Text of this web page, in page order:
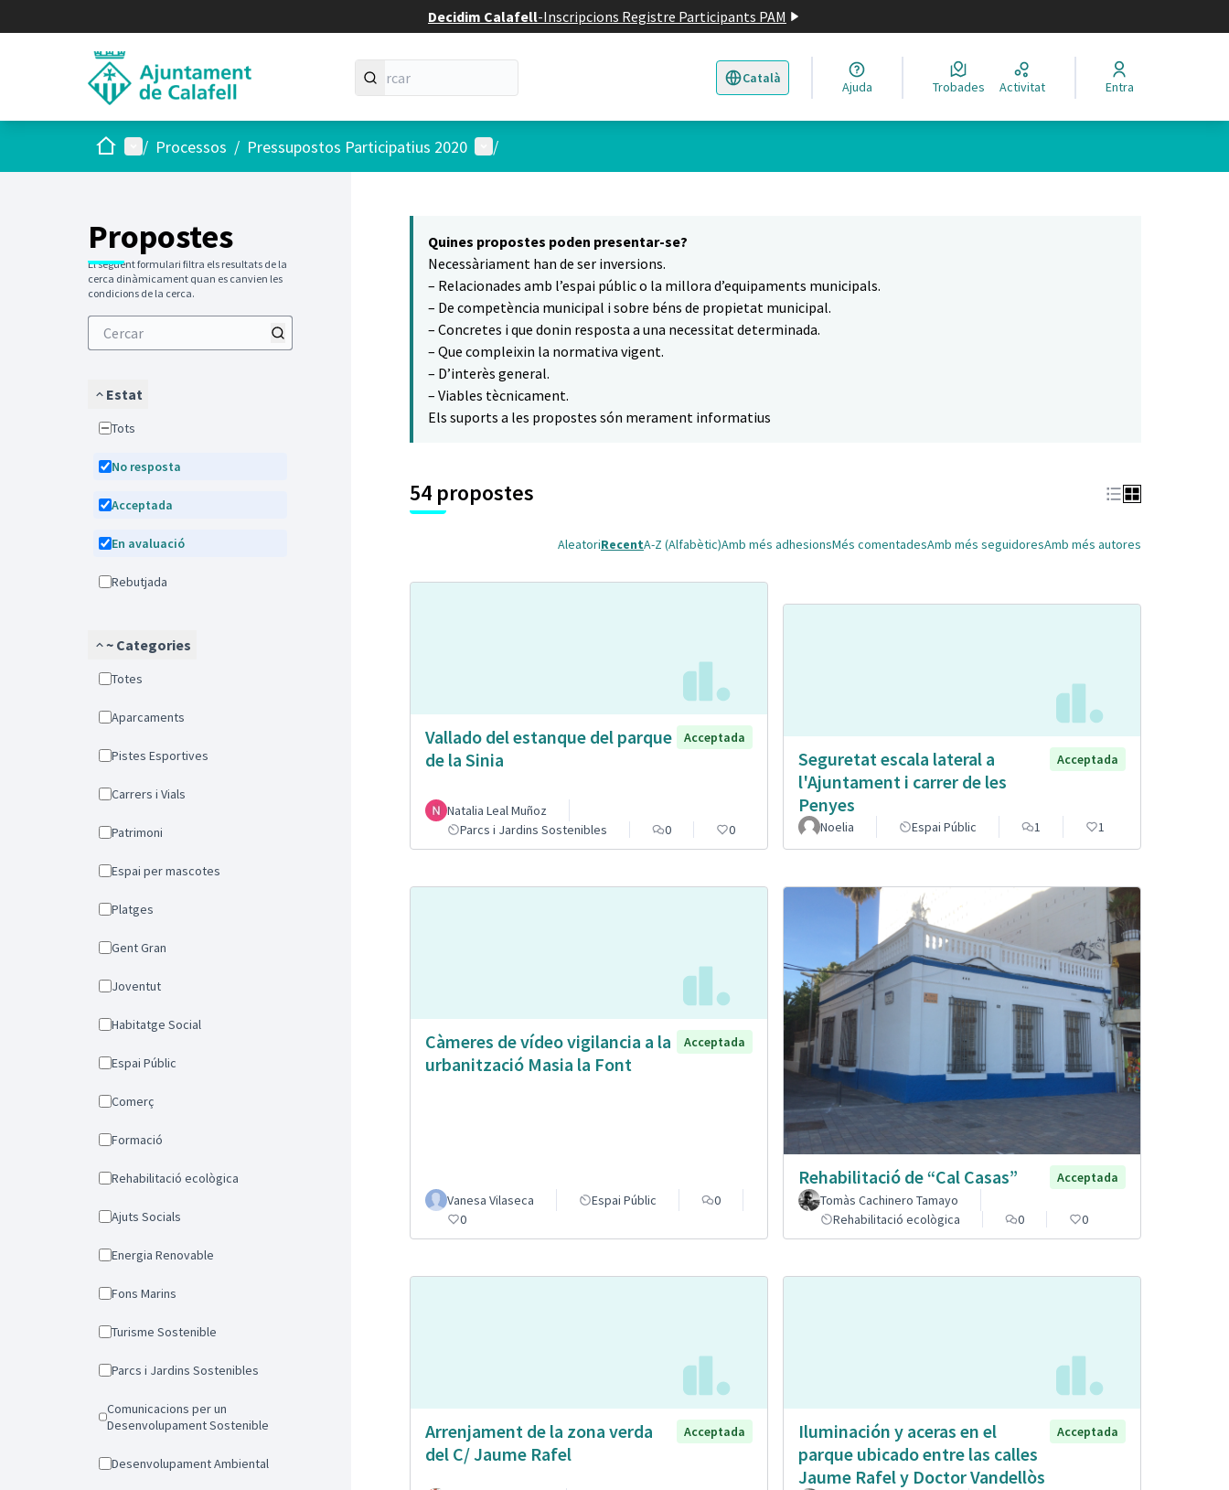
Decidim Calafell-Inscripcions Registre Participants PAM
Català
Triar la llengua Elegir el idioma
Ajuda Trobades Activitat Entra
Inici Menú principal
/ Processos / Pressupostos Participatius 2020 Menú d'usuari
/
Propostes
El següent formulari filtra els resultats de la
cerca dinàmicament quan es canvien les
condicions de la cerca.
Estat
Tots
No resposta
Acceptada
En avaluació
Rebutjada
~ Categories
Totes
Aparcaments
Pistes Esportives
Carrers i Vials
Patrimoni
Espai per mascotes
Platges
Gent Gran
Joventut
Habitatge Social
Espai Públic
Comerç
Formació
Rehabilitació ecològica
Ajuts Socials
Energia Renovable
Fons Marins
Turisme Sostenible
Parcs i Jardins Sostenibles
Comunicacions per un
Desenvolupament Sostenible
Desenvolupament Ambiental
Quines propostes poden presentar-se?
Necessàriament han de ser inversions.
– Relacionades amb l’espai públic o la millora d’equipaments municipals.
– De competència municipal i sobre béns de propietat municipal.
– Concretes i que donin resposta a una necessitat determinada.
– Que compleixin la normativa vigent.
– D’interès general.
– Viables tècnicament.
Els suports a les propostes són merament informatius
54 propostes
AleatoriRecentA-Z (Alfabètic)Amb més adhesionsMés comentadesAmb més seguidoresAmb més autores
Vallado del estanque del parque
de la Sinia
Acceptada
Natalia Leal Muñoz
Parcs i Jardins Sostenibles
0 0
Seguretat escala lateral a
l'Ajuntament i carrer de les
Penyes
Acceptada
Noelia Espai Públic 1 1
Càmeres de vídeo vigilancia a la
urbanització Masia la Font
Acceptada
Vanesa Vilaseca Espai Públic
0
0
Rehabilitació de “Cal Casas”
Acceptada
Tomàs Cachinero Tamayo
Rehabilitació ecològica
0 0
Arrenjament de la zona verda
del C/ Jaume Rafel
Acceptada
Iluminación y aceras en el
parque ubicado entre las calles
Jaume Rafel y Doctor Vandellòs
Acceptada